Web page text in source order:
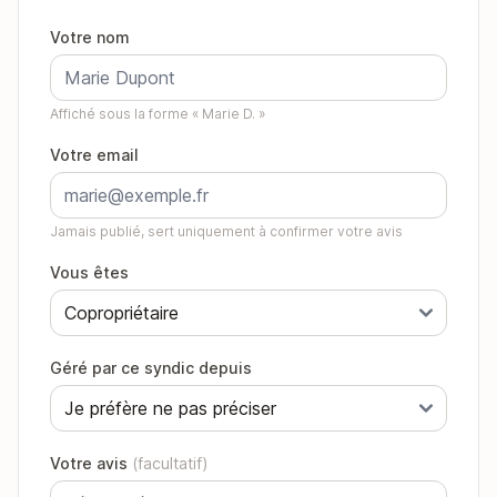
Votre nom
Affiché sous la forme « Marie D. »
Votre email
Jamais publié, sert uniquement à confirmer votre avis
Vous êtes
Géré par ce syndic depuis
Votre avis (facultatif)